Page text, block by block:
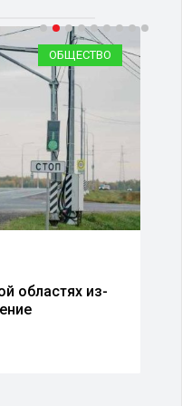
ОБЩЕСТВО
областях из-